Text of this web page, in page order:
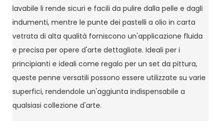
lavabile li rende sicuri e facili da pulire dalla pelle e dagli
indumenti, mentre le punte dei pastelli a olio in carta
vetrata di alta qualità forniscono un'applicazione fluida
e precisa per opere d'arte dettagliate. Ideali per i
principianti e ideali come regalo per un set da pittura,
queste penne versatili possono essere utilizzate su varie
superfici, rendendole un'aggiunta indispensabile a
qualsiasi collezione d'arte.